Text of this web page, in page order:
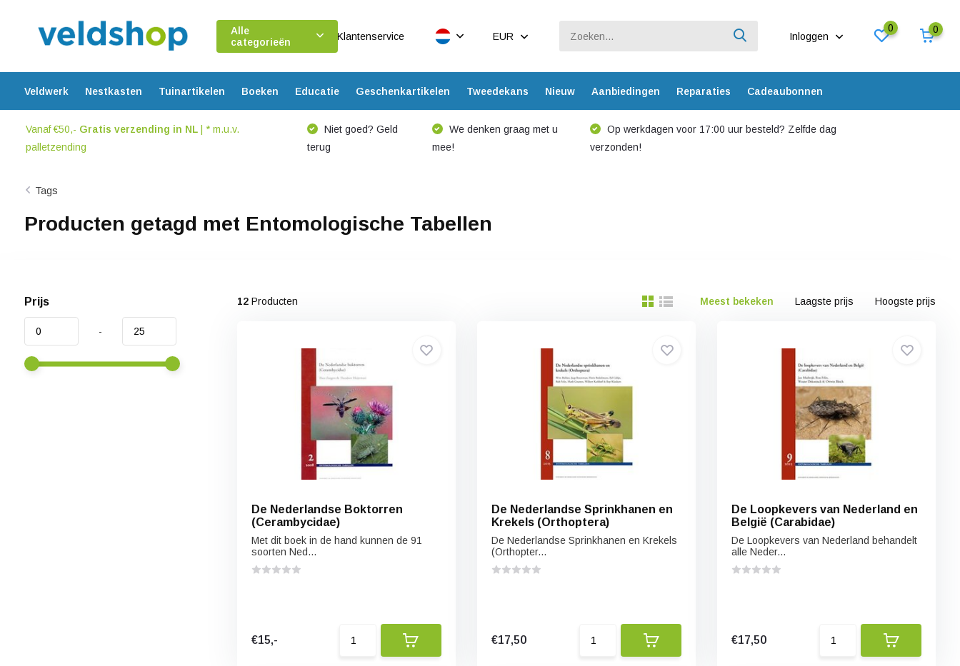
Alle
categorieën
Klantenservice EUR Inloggen
0 0
Veldwerk Nestkasten Tuinartikelen Boeken Educatie Geschenkartikelen Tweedekans Nieuw Aanbiedingen Reparaties Cadeaubonnen
Vanaf €50,- Gratis verzending in NL| * m.u.v.
palletzending
Niet goed? Geld
terug
We denken graag met u
mee!
Op werkdagen voor 17:00 uur besteld? Zelfde dag
verzonden!
Tags
Producten getagd met Entomologische Tabellen
Prijs
-
12Producten Meest bekeken Laagste prijs Hoogste prijs
De Nederlandse Boktorren
(Cerambycidae)
Met dit boek in de hand kunnen de 91
soorten Ned...
€15,-
De Nederlandse Sprinkhanen en
Krekels (Orthoptera)
De Nederlandse Sprinkhanen en Krekels
(Orthopter...
€17,50
De Loopkevers van Nederland en
België (Carabidae)
De Loopkevers van Nederland behandelt
alle Neder...
€17,50